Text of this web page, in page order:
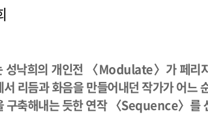
성낙희의 개인전 〈Modulate〉가 페리
리듬과 화음을 만들어내던 작가가 어느
구축해내는 듯한 연작 〈Sequence〉를